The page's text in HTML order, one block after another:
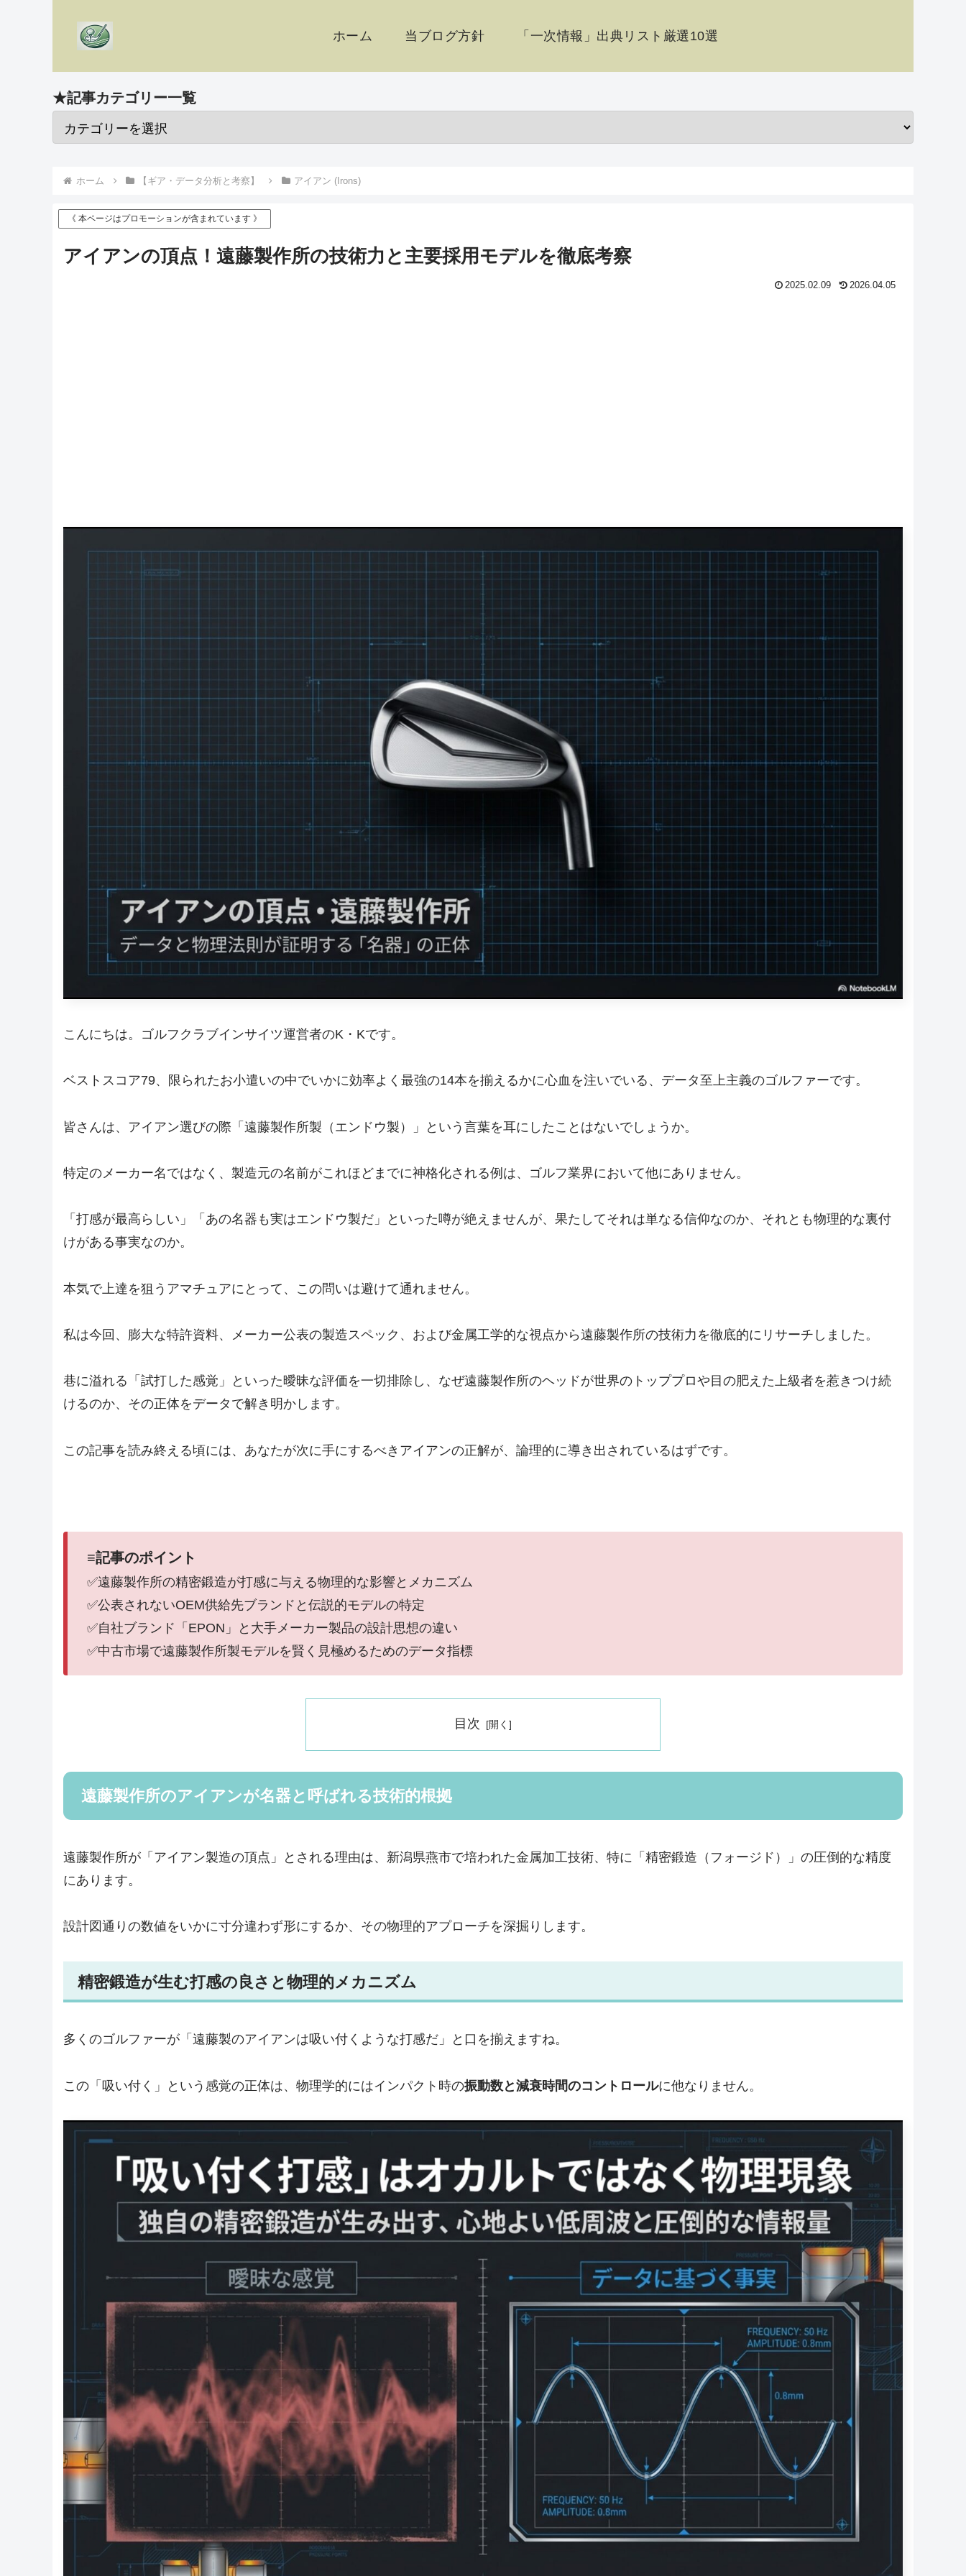
ホーム 当ブログ方針 「一次情報」出典リスト厳選10選
★記事カテゴリー一覧
ホーム 【ギア・データ分析と考察】 アイアン (Irons)
《 本ページはプロモーションが含まれています 》
アイアンの頂点！遠藤製作所の技術力と主要採用モデルを徹底考察
2025.02.09 2026.04.05
こんにちは。ゴルフクラブインサイツ運営者のK・Kです。
ベストスコア79、限られたお小遣いの中でいかに効率よく最強の14本を揃えるかに心血を注いでいる、データ至上主義のゴルファーです。
皆さんは、アイアン選びの際「遠藤製作所製（エンドウ製）」という言葉を耳にしたことはないでしょうか。
特定のメーカー名ではなく、製造元の名前がこれほどまでに神格化される例は、ゴルフ業界において他にありません。
「打感が最高らしい」「あの名器も実はエンドウ製だ」といった噂が絶えませんが、果たしてそれは単なる信仰なのか、それとも物理的な裏付
けがある事実なのか。
本気で上達を狙うアマチュアにとって、この問いは避けて通れません。
私は今回、膨大な特許資料、メーカー公表の製造スペック、および金属工学的な視点から遠藤製作所の技術力を徹底的にリサーチしました。
巷に溢れる「試打した感覚」といった曖昧な評価を一切排除し、なぜ遠藤製作所のヘッドが世界のトッププロや目の肥えた上級者を惹きつけ続
けるのか、その正体をデータで解き明かします。
この記事を読み終える頃には、あなたが次に手にするべきアイアンの正解が、論理的に導き出されているはずです。
≡記事のポイント
✅遠藤製作所の精密鍛造が打感に与える物理的な影響とメカニズム
✅公表されないOEM供給先ブランドと伝説的モデルの特定
✅自社ブランド「EPON」と大手メーカー製品の設計思想の違い
✅中古市場で遠藤製作所製モデルを賢く見極めるためのデータ指標
目次
遠藤製作所のアイアンが名器と呼ばれる技術的根拠
遠藤製作所が「アイアン製造の頂点」とされる理由は、新潟県燕市で培われた金属加工技術、特に「精密鍛造（フォージド）」の圧倒的な精度
にあります。
設計図通りの数値をいかに寸分違わず形にするか、その物理的アプローチを深掘りします。
精密鍛造が生む打感の良さと物理的メカニズム
多くのゴルファーが「遠藤製のアイアンは吸い付くような打感だ」と口を揃えますね。
この「吸い付く」という感覚の正体は、物理学的にはインパクト時の振動数と減衰時間のコントロールに他なりません。